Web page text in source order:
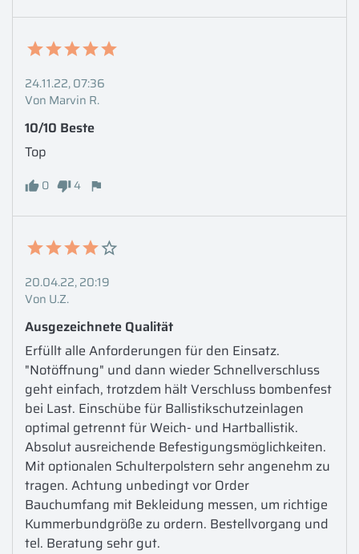
24.11.22, 07:36
Von Marvin R.
10/10 Beste
Top
0 4
20.04.22, 20:19
Von U.Z.
Ausgezeichnete Qualität
Erfüllt alle Anforderungen für den Einsatz.
"Notöffnung" und dann wieder Schnellverschluss
geht einfach, trotzdem hält Verschluss bombenfest
bei Last. Einschübe für Ballistikschutzeinlagen
optimal getrennt für Weich- und Hartballistik.
Absolut ausreichende Befestigungsmöglichkeiten.
Mit optionalen Schulterpolstern sehr angenehm zu
tragen. Achtung unbedingt vor Order
Bauchumfang mit Bekleidung messen, um richtige
Kummerbundgröße zu ordern. Bestellvorgang und
tel. Beratung sehr gut.